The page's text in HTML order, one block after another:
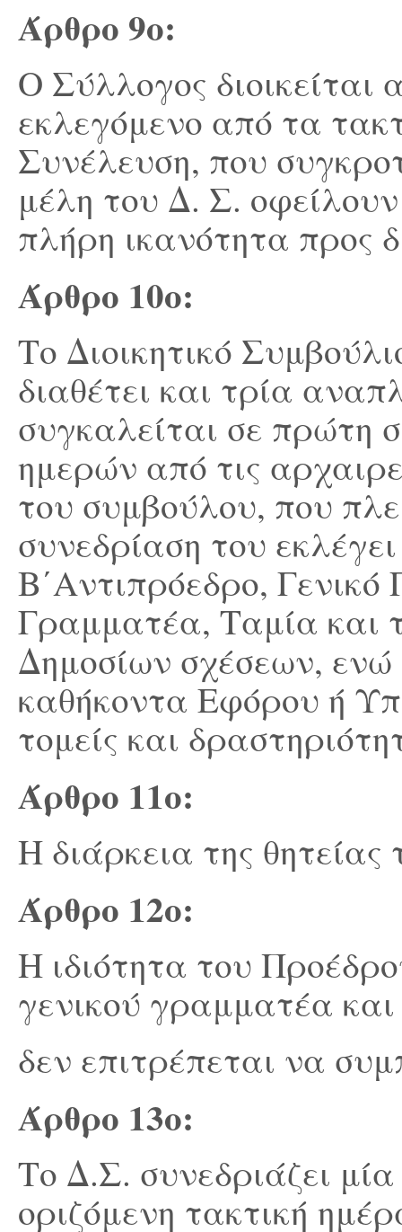
Άρθρο 9ο:
Ο Σύλλογος διοικείται
εκλεγόμενo από τα
Συνέλευση, που
μέλη του Δ. Σ.
πλήρη ικανότητα προς
Άρθρο 10ο:
Το Διοικητικό
διαθέτει και τρία
συγκαλείται σε πρώτη
ημερών από τις
του συμβούλου, που
συνεδρίαση του
Β΄Αντιπρόεδρο,
Γραμματέα, Ταμία και
Δημοσίων σχέσεων, ενώ
καθήκοντα Εφόρου ή
τομείς και
Άρθρο 11ο:
Η διάρκεια της θητείας
Άρθρο 12ο:
Η ιδιότητα του
γενικού γραμματέα
δεν επιτρέπεται να
Άρθρο 13ο:
Το Δ.Σ. συνεδριάζει
οριζόμενη τακτική